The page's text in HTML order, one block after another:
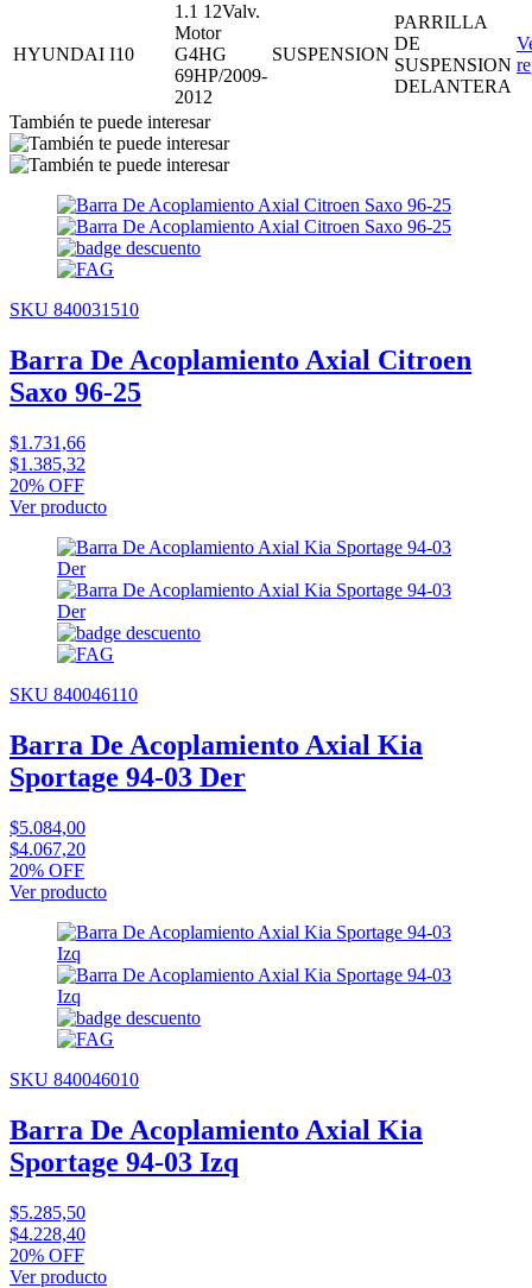
HYUNDAI I10
1.1 12Valv.
Motor
G4HG
69HP/2009-
2012
SUSPENSION
PARRILLA
DE
SUSPENSION
DELANTERA
También te puede interesar
SKU 840031510
Barra De Acoplamiento Axial Citroen
Saxo 96-25
$1.731,66
$1.385,32
20% OFF
Ver producto
SKU 840046110
Barra De Acoplamiento Axial Kia
Sportage 94-03 Der
$5.084,00
$4.067,20
20% OFF
Ver producto
SKU 840046010
Barra De Acoplamiento Axial Kia
Sportage 94-03 Izq
$5.285,50
$4.228,40
20% OFF
Ver producto